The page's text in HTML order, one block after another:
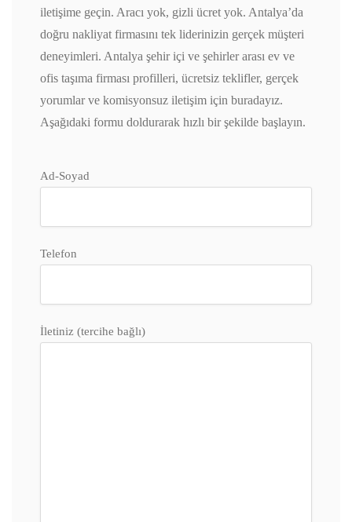
iletişime geçin. Aracı yok, gizli ücret yok. Antalya’da
doğru nakliyat firmasını tek liderinizin gerçek müşteri
deneyimleri. Antalya şehir içi ve şehirler arası ev ve
ofis taşıma firması profilleri, ücretsiz teklifler, gerçek
yorumlar ve komisyonsuz iletişim için buradayız.
Aşağıdaki formu doldurarak hızlı bir şekilde başlayın.
Ad-Soyad
Telefon
İletiniz (tercihe bağlı)